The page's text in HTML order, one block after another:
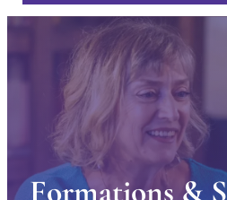
Formations & S